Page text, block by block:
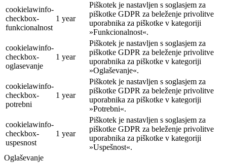
cookielawinfo-
checkbox-
funkcionalnost
1 year
Piškotek je nastavljen s soglasjem za
piškotke GDPR za beleženje privolitve
uporabnika za piškotke v kategoriji
»Funkcionalnost«.
cookielawinfo-
checkbox-
oglasevanje
1 year
Piškotek je nastavljen s soglasjem za
piškotke GDPR za beleženje privolitve
uporabnika za piškotke v kategoriji
»Oglaševanje«.
cookielawinfo-
checkbox-
potrebni
1 year
Piškotek je nastavljen s soglasjem za
piškotke GDPR za beleženje privolitve
uporabnika za piškotke v kategoriji
»Potrebni«.
cookielawinfo-
checkbox-
uspesnost
1 year
Piškotek je nastavljen s soglasjem za
piškotke GDPR za beleženje privolitve
uporabnika za piškotke v kategoriji
»Uspešnost«.
Oglaševanje